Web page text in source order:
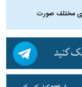
مختلف صورت